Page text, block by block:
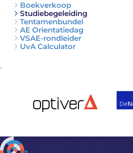
Boekverkoop
Studiebegeleiding
Tentamenbundel
AE Orientatiedag
VSAE-rondleider
UvA Calculator